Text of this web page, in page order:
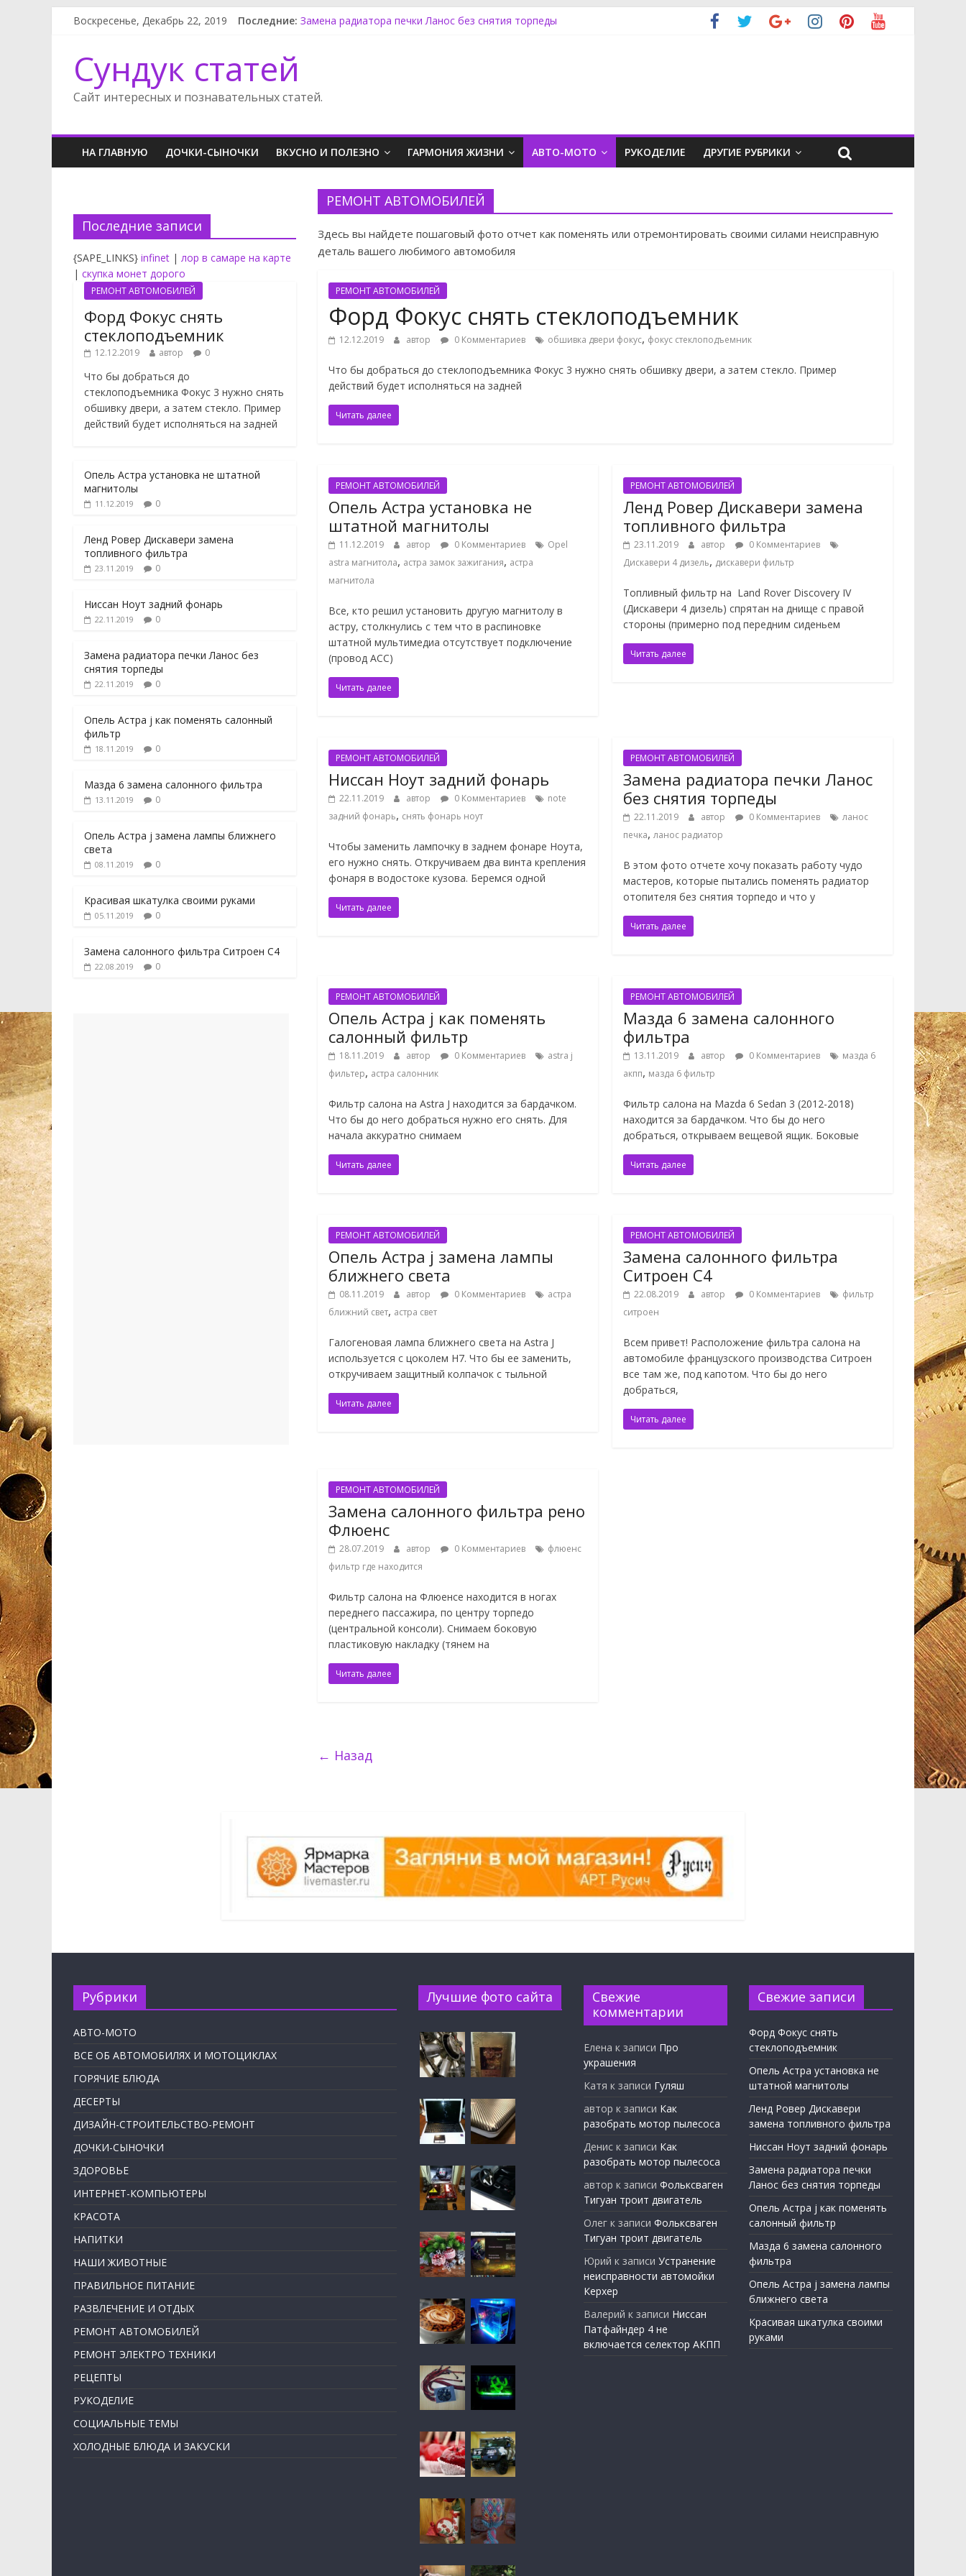
Воскресенье, Декабрь 22, 2019 Последние: Замена радиатора печки Ланос без снятия торпеды
Сундук статей
Сайт интересных и познавательных статей.
НА ГЛАВНУЮ ДОЧКИ-СЫНОЧКИ ВКУСНО И ПОЛЕЗНО ГАРМОНИЯ ЖИЗНИ АВТО-МОТО РУКОДЕЛИЕ ДРУГИЕ РУБРИКИ
РЕМОНТ АВТОМОБИЛЕЙ
Здесь вы найдете пошаговый фото отчет как поменять или отремонтировать своими силами неисправную
деталь вашего любимого автомобиля
РЕМОНТ АВТОМОБИЛЕЙ
Форд Фокус снять стеклоподъемник
12.12.2019 автор 0 Комментариев обшивка двери фокус, фокус стеклоподъемник
Что бы добраться до стеклоподъемника Фокус 3 нужно снять обшивку двери, а затем стекло. Пример
действий будет исполняться на задней
Читать далее
РЕМОНТ АВТОМОБИЛЕЙ
Опель Астра установка не
штатной магнитолы
11.12.2019 автор 0 Комментариев
Opel
astra магнитола, астра замок зажигания, астра
магнитола
Все, кто решил установить другую магнитолу в
астру, столкнулись с тем что в распиновке
штатной мультимедиа отсутствует подключение
(провод АСС)
Читать далее
РЕМОНТ АВТОМОБИЛЕЙ
Ленд Ровер Дискавери замена
топливного фильтра
23.11.2019 автор
0 Комментариев
Дискавери 4 дизель, дискавери фильтр
Топливный фильтр на Land Rover Discovery IV
(Дискавери 4 дизель) спрятан на днище с правой
стороны (примерно под передним сиденьем
Читать далее
РЕМОНТ АВТОМОБИЛЕЙ
Ниссан Ноут задний фонарь
22.11.2019 автор 0 Комментариев
note
задний фонарь, снять фонарь ноут
Чтобы заменить лампочку в заднем фонаре Ноута,
его нужно снять. Откручиваем два винта крепления
фонаря в водостоке кузова. Беремся одной
Читать далее
РЕМОНТ АВТОМОБИЛЕЙ
Замена радиатора печки Ланос
без снятия торпеды
22.11.2019 автор 0 Комментариев
ланос
печка,ланос радиатор
В этом фото отчете хочу показать работу чудо
мастеров, которые пытались поменять радиатор
отопителя без снятия торпедо и что у
Читать далее
РЕМОНТ АВТОМОБИЛЕЙ
Опель Астра j как поменять
салонный фильтр
18.11.2019 автор 0 Комментариев
astra j
фильтер, астра салонник
Фильтр салона на Astra J находится за бардачком.
Что бы до него добраться нужно его снять. Для
начала аккуратно снимаем
Читать далее
РЕМОНТ АВТОМОБИЛЕЙ
Мазда 6 замена салонного
фильтра
13.11.2019 автор 0 Комментариев
мазда 6
акпп, мазда 6 фильтр
Фильтр салона на Mazda 6 Sedan 3 (2012-2018)
находится за бардачком. Что бы до него
добраться, открываем вещевой ящик. Боковые
Читать далее
РЕМОНТ АВТОМОБИЛЕЙ
Опель Астра j замена лампы
ближнего света
08.11.2019 автор 0 Комментариев
астра
ближний свет, астра свет
Галогеновая лампа ближнего света на Astra J
используется с цоколем H7. Что бы ее заменить,
откручиваем защитный колпачок с тыльной
Читать далее
РЕМОНТ АВТОМОБИЛЕЙ
Замена салонного фильтра
Ситроен С4
22.08.2019 автор 0 Комментариев
фильтр
ситроен
Всем привет! Расположение фильтра салона на
автомобиле французского производства Ситроен
все там же, под капотом. Что бы до него
добраться,
Читать далее
РЕМОНТ АВТОМОБИЛЕЙ
Замена салонного фильтра рено
Флюенс
28.07.2019 автор 0 Комментариев
флюенс
фильтр где находится
Фильтр салона на Флюенсе находится в ногах
переднего пассажира, по центру торпедо
(центральной консоли). Снимаем боковую
пластиковую накладку (тянем на
Читать далее
← Назад
Последние записи
{SAPE_LINKS} infinet | лор в самаре на карте
| скупка монет дорого
РЕМОНТ АВТОМОБИЛЕЙ
Форд Фокус снять
стеклоподъемник
12.12.2019 автор 0
Что бы добраться до
стеклоподъемника Фокус 3 нужно снять
обшивку двери, а затем стекло. Пример
действий будет исполняться на задней
Опель Астра установка не штатной
магнитолы
11.12.2019 0
Ленд Ровер Дискавери замена
топливного фильтра
23.11.2019 0
Ниссан Ноут задний фонарь
22.11.2019 0
Замена радиатора печки Ланос без
снятия торпеды
22.11.2019 0
Опель Астра j как поменять салонный
фильтр
18.11.2019 0
Мазда 6 замена салонного фильтра
13.11.2019 0
Опель Астра j замена лампы ближнего
света
08.11.2019 0
Красивая шкатулка своими руками
05.11.2019 0
Замена салонного фильтра Ситроен С4
22.08.2019 0
Рубрики
АВТО-МОТО
ВСЕ ОБ АВТОМОБИЛЯХ И МОТОЦИКЛАХ
ГОРЯЧИЕ БЛЮДА
ДЕСЕРТЫ
ДИЗАЙН-СТРОИТЕЛЬСТВО-РЕМОНТ
ДОЧКИ-СЫНОЧКИ
ЗДОРОВЬЕ
ИНТЕРНЕТ-КОМПЬЮТЕРЫ
КРАСОТА
НАПИТКИ
НАШИ ЖИВОТНЫЕ
ПРАВИЛЬНОЕ ПИТАНИЕ
РАЗВЛЕЧЕНИЕ И ОТДЫХ
РЕМОНТ АВТОМОБИЛЕЙ
РЕМОНТ ЭЛЕКТРО ТЕХНИКИ
РЕЦЕПТЫ
РУКОДЕЛИЕ
СОЦИАЛЬНЫЕ ТЕМЫ
ХОЛОДНЫЕ БЛЮДА И ЗАКУСКИ
Лучшие фото сайта
Свежие
комментарии
Елена к записи Про
украшения
Катя к записи Гуляш
автор к записи Как
разобрать мотор пылесоса
Дениск записи Как
разобрать мотор пылесоса
автор к записи Фольксваген
Тигуан троит двигатель
Олегк записи Фольксваген
Тигуан троит двигатель
Юрий к записи Устранение
неисправности автомойки
Керхер
Валерий к записи Ниссан
Патфайндер 4 не
включается селектор АКПП
Свежие записи
Форд Фокус снять
стеклоподъемник
Опель Астра установка не
штатной магнитолы
Ленд Ровер Дискавери
замена топливного фильтра
Ниссан Ноут задний фонарь
Замена радиатора печки
Ланос без снятия торпеды
Опель Астра j как поменять
салонный фильтр
Мазда 6 замена салонного
фильтра
Опель Астра j замена лампы
ближнего света
Красивая шкатулка своими
руками